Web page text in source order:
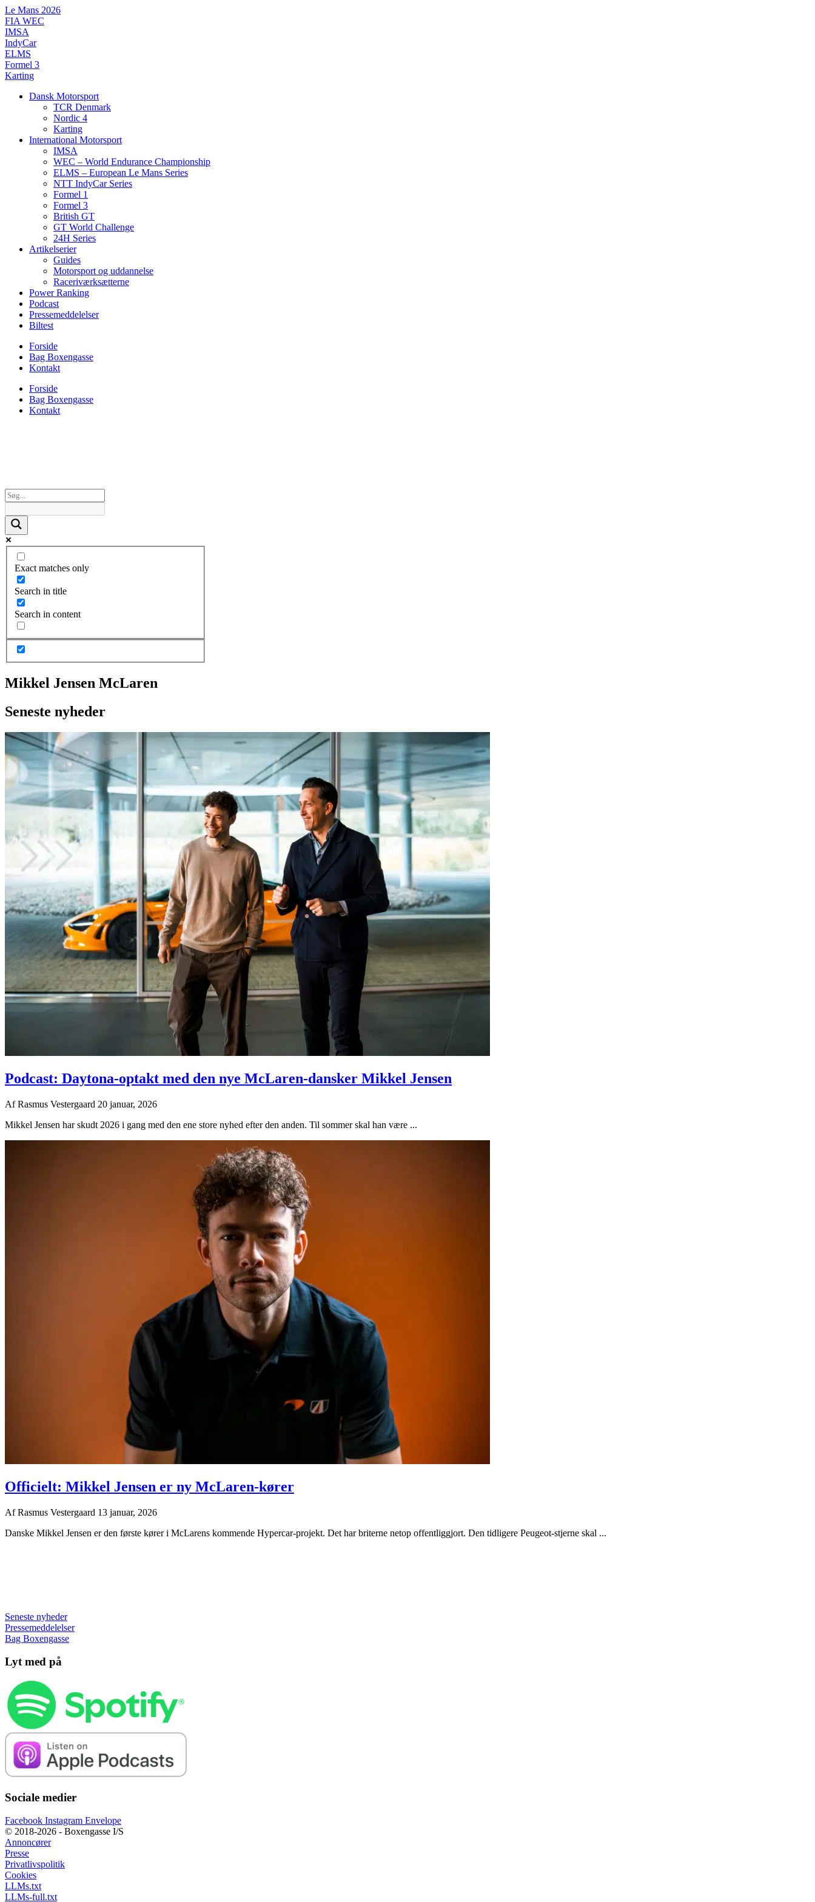
Videre
til
indhold
Le Mans 2026
FIA WEC
IMSA
IndyCar
ELMS
Formel 3
Karting
Dansk Motorsport
TCR Denmark
Nordic 4
Karting
International Motorsport
IMSA
WEC – World Endurance Championship
ELMS – European Le Mans Series
NTT IndyCar Series
Formel 1
Formel 3
British GT
GT World Challenge
24H Series
Artikelserier
Guides
Motorsport og uddannelse
Raceriværksætterne
Power Ranking
Podcast
Pressemeddelelser
Biltest
Forside
Bag Boxengasse
Kontakt
Forside
Bag Boxengasse
Kontakt
Exact matches only
Search in title
Search in content
Mikkel Jensen McLaren
Seneste nyheder
Podcast: Daytona-optakt med den nye McLaren-dansker Mikkel Jensen
AfRasmus Vestergaard 20 januar, 2026
Mikkel Jensen har skudt 2026 i gang med den ene store nyhed efter den anden. Til sommer skal han være ...
Officielt: Mikkel Jensen er ny McLaren-kører
AfRasmus Vestergaard 13 januar, 2026
Danske Mikkel Jensen er den første kører i McLarens kommende Hypercar-projekt. Det har briterne netop offentliggjort. Den tidligere Peugeot-stjerne skal ...
Seneste nyheder
Pressemeddelelser
Bag Boxengasse
Lyt med på
Sociale medier
Facebook Instagram Envelope
© 2018-2026 - Boxengasse I/S
Annoncører
Presse
Privatlivspolitik
Cookies
LLMs.txt
LLMs-full.txt